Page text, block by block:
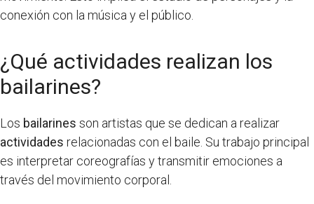
conexión con la música y el público.
¿Qué actividades realizan los
bailarines?
Los bailarines son artistas que se dedican a realizar
actividades relacionadas con el baile. Su trabajo principal
es interpretar coreografías y transmitir emociones a
través del movimiento corporal.